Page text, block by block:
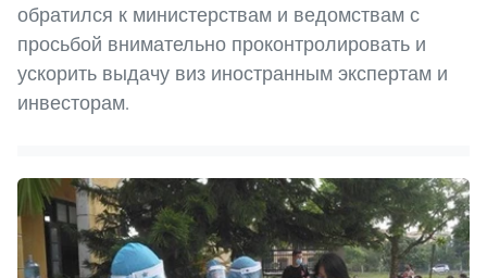
обратился к министерствам и ведомствам с
просьбой внимательно проконтролировать и
ускорить выдачу виз иностранным экспертам и
инвесторам.